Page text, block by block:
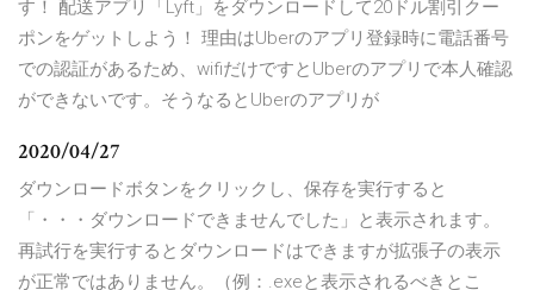
す！ 配送アプリ「Lyft」をダウンロードして20ドル割引クー
ポンをゲットしよう！ 理由はUberのアプリ登録時に電話番号
での認証があるため、wifiだけですとUberのアプリで本人確認
ができないです。そうなるとUberのアプリが
2020/04/27
ダウンロードボタンをクリックし、保存を実行すると
「・・・ダウンロードできませんでした」と表示されます。
再試行を実行するとダウンロードはできますが拡張子の表示
が正常ではありません。（例：.exeと表示されるべきとこ